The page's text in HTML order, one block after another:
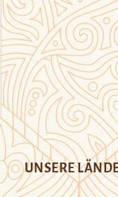
UNSERE